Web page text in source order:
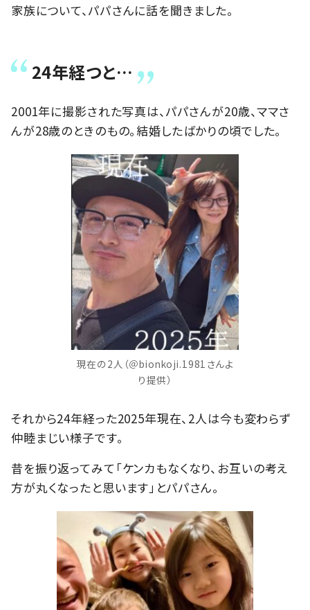
家族について、パパさんに話を聞きました。
24年経つと…
2001年に撮影された写真は、パパさんが20歳、ママさ
んが28歳のときのもの。結婚したばかりの頃でした。
現在の2人（＠bionkoji.1981さんよ
り提供）
それから24年経った2025年現在、2人は今も変わらず
仲睦まじい様子です。
昔を振り返ってみて「ケンカもなくなり、お互いの考え
方が丸くなったと思います」とパパさん。